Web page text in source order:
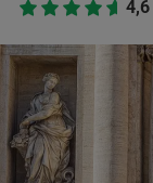
4,6